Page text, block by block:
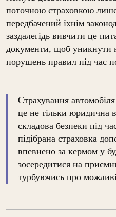
поточною страховкою
передбачений їхнім
заздалегідь вивчити це
документи, щоб уникнути
порушень правил під час
Страхування
це не тільки юридична
складова безпеки під
підібрана страховка
впевнено за кермом у
зосередитися на
турбуючись про